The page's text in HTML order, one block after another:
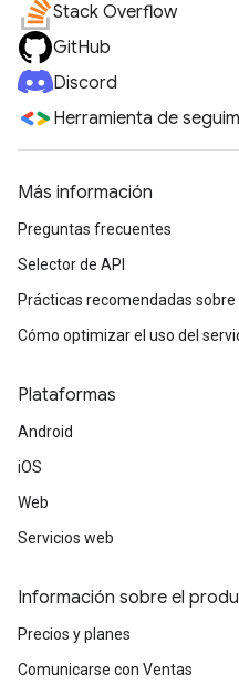
Stack Overflow
GitHub
Discord
Herramienta de
Más información
Preguntas frecuentes
Selector de API
Prácticas recomendadas
Cómo optimizar el uso del
Plataformas
Android
iOS
Web
Servicios web
Información sobre el
Precios y planes
Comunicarse con Ventas